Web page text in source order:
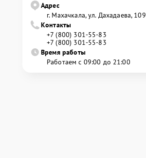
Адрес
г. Махачкала, ул. Дахадаева, 109
Контакты
+7 (800) 301-55-83
+7 (800) 301-55-83
Время работы
Работаем с 09:00 до 21:00